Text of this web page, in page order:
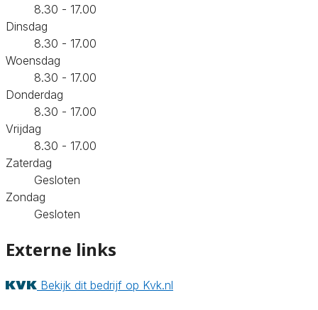
8.30 - 17.00
Dinsdag
8.30 - 17.00
Woensdag
8.30 - 17.00
Donderdag
8.30 - 17.00
Vrijdag
8.30 - 17.00
Zaterdag
Gesloten
Zondag
Gesloten
Externe links
Bekijk dit bedrijf op Kvk.nl